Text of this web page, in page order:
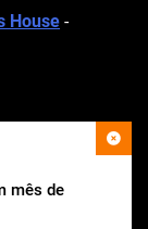
mês de
House -